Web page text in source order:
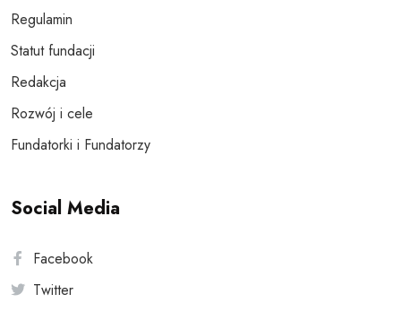
Regulamin
Statut fundacji
Redakcja
Rozwój i cele
Fundatorki i Fundatorzy
Social Media
Facebook
Twitter